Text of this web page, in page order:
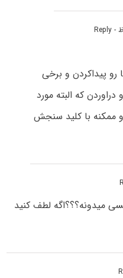
- Reply
پیداکردن و برخی
که البته مورد
با کلید سنجش
میدونه؟؟؟اگه لطف کنید